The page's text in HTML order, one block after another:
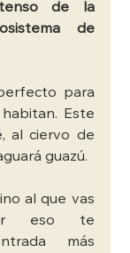
de la
de
para
Este
al ciervo de
guazú.
al que vas
eso te
más